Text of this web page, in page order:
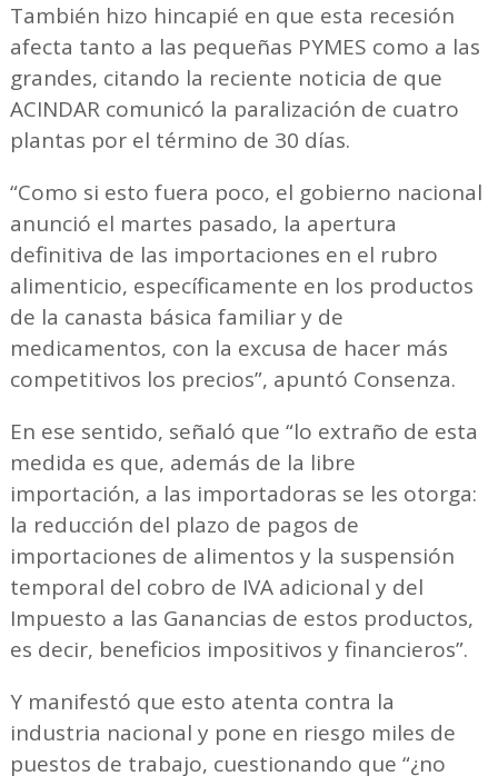
También hizo hincapié en que esta recesión
afecta tanto a las pequeñas PYMES como a las
grandes, citando la reciente noticia de que
ACINDAR comunicó la paralización de cuatro
plantas por el término de 30 días.
“Como si esto fuera poco, el gobierno nacional
anunció el martes pasado, la apertura
definitiva de las importaciones en el rubro
alimenticio, específicamente en los productos
de la canasta básica familiar y de
medicamentos, con la excusa de hacer más
competitivos los precios”, apuntó Consenza.
En ese sentido, señaló que “lo extraño de esta
medida es que, además de la libre
importación, a las importadoras se les otorga:
la reducción del plazo de pagos de
importaciones de alimentos y la suspensión
temporal del cobro de IVA adicional y del
Impuesto a las Ganancias de estos productos,
es decir, beneficios impositivos y financieros”.
Y manifestó que esto atenta contra la
industria nacional y pone en riesgo miles de
puestos de trabajo, cuestionando que “¿no